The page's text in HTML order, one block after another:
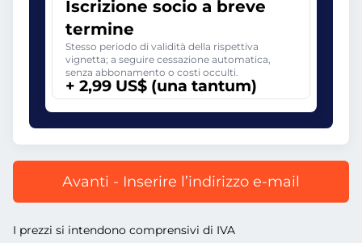
Iscrizione socio a breve
termine
Stesso periodo di validità della rispettiva
vignetta; a seguire cessazione automatica,
senza abbonamento o costi occulti.
+ 2,99 US$ (una tantum)
Avanti - Inserire l’indirizzo e-mail
I prezzi si intendono comprensivi di IVA